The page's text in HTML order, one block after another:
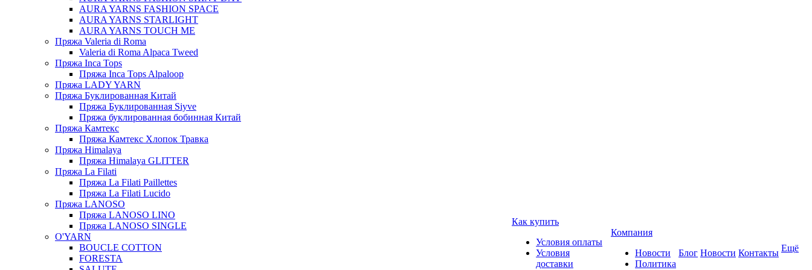
AURA YARNS FASHION SPACE
AURA YARNS STARLIGHT
AURA YARNS TOUCH ME
Пряжа Valeria di Roma
Valeria di Roma Alpaca Tweed
Пряжа Inca Tops
Пряжа Inca Tops Alpaloop
Пряжа LADY YARN
Пряжа Буклированная Китай
Пряжа Буклированная Siyve
Пряжа буклированная бобинная Китай
Пряжа Камтекс
Пряжа Камтекс Хлопок Травка
Пряжа Himalaya
Пряжа Himalaya GLITTER
Пряжа La Filati
Пряжа La Filati Paillettes
Пряжа La Filati Lucido
Пряжа LANOSO
Пряжа LANOSO LINO
Пряжа LANOSO SINGLE
O'YARN
BOUCLE COTTON
FORESTA
Как купить
Условия оплаты
Условия
доставки
Компания
Новости
Политика
Блог Новости Контакты Ещё